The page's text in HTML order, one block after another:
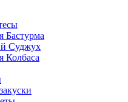
Бастурма
Суджух
Колбаса